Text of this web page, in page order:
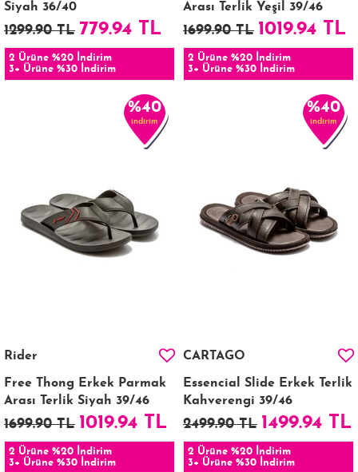
Siyah 36/40
1299.90 TL 779.94 TL
2 Ürüne %20 İndirim
3+ Ürüne %30 İndirim
Arası Terlik Yeşil 39/46
1699.90 TL 1019.94 TL
2 Ürüne %20 İndirim
3+ Ürüne %30 İndirim
%40
indirim
Rider
Free Thong Erkek Parmak
Arası Terlik Siyah 39/46
1699.90 TL 1019.94 TL
2 Ürüne %20 İndirim
3+ Ürüne %30 İndirim
%40
indirim
CARTAGO
Essencial Slide Erkek Terlik
Kahverengi 39/46
2499.90 TL 1499.94 TL
2 Ürüne %20 İndirim
3+ Ürüne %30 İndirim